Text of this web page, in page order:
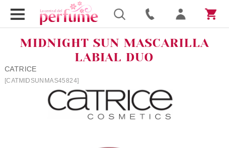
MIDNIGHT SUN MASCARILLA
LABIAL DUO
CATRICE
[CATMIDSUNMAS45824]